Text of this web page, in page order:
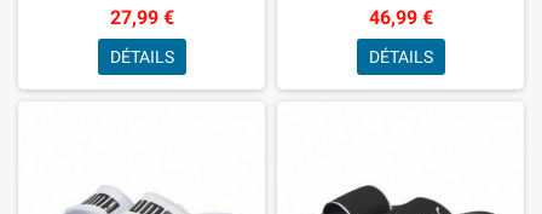
27,99 €
DÉTAILS
46,99 €
DÉTAILS